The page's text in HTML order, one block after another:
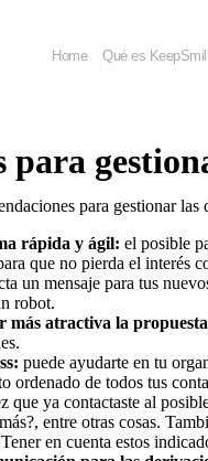
Home Qué es
para
para gestionar
rápida y ágil: el posible
que no pierda el interés
un mensaje para tus
robot.
más atractiva la
puede ayudarte en tu
ordenado de todos tus
que ya contactaste al
entre otras cosas.
en cuenta estos